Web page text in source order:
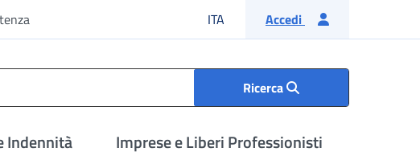
ITA Lingua italiana
Accedi
Ricerca
Indennità Imprese e Liberi Professionisti